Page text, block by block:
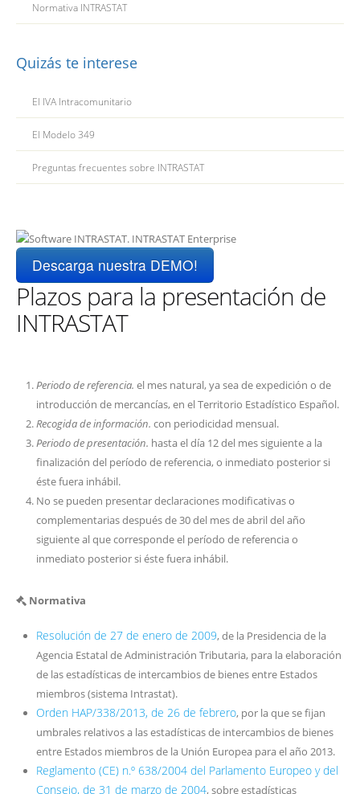
Normativa INTRASTAT
Quizás te interese
El IVA Intracomunitario
El Modelo 349
Preguntas frecuentes sobre INTRASTAT
Descarga nuestra DEMO!
Plazos para la presentación de
INTRASTAT
Periodo de referencia. el mes natural, ya sea de expedición o de
introducción de mercancías, en el Territorio Estadístico Español.
Recogida de información. con periodicidad mensual.
Periodo de presentación. hasta el día 12 del mes siguiente a la
finalización del período de referencia, o inmediato posterior si
éste fuera inhábil.
No se pueden presentar declaraciones modificativas o
complementarias después de 30 del mes de abril del año
siguiente al que corresponde el período de referencia o
inmediato posterior si éste fuera inhábil.
Normativa
Resolución de 27 de enero de 2009, de la Presidencia de la
Agencia Estatal de Administración Tributaria, para la elaboración
de las estadísticas de intercambios de bienes entre Estados
miembros (sistema Intrastat).
Orden HAP/338/2013, de 26 de febrero, por la que se fijan
umbrales relativos a las estadísticas de intercambios de bienes
entre Estados miembros de la Unión Europea para el año 2013.
Reglamento (CE) n.º 638/2004 del Parlamento Europeo y del
Consejo, de 31 de marzo de 2004, sobre estadísticas